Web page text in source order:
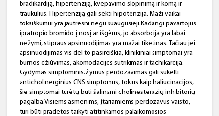
bradikardiją, hipertenziją, kvėpavimo slopinimą ir komą ir
traukulius. Hipertenziją gali sekti hipotenzija. Maži vaikai
toksiškumui yra jautresni negu suaugusieji.Kadangi pavartojus
ipratropio bromido į nosį ar išgėrus, jo absorbcija yra labai
nežymi, stipraus apsinuodijimas yra mažai tikėtinas. Tačiau jei
apsinuodijimas vis dėl to pasireiškia, klinikiniai simptomai yra
burnos džiūvimas, akomodacijos sutrikimas ir tachikardija.
Gydymas simptominis.Žymus perdozavimas gali sukelti
anticholinerginius CNS simptomus, tokius kaip haliucinacijos,
šie simptomai turėtų būti šalinami cholinesterazių inhibitorių
pagalba.Visiems asmenims, įtariamiems perdozavus vaisto,
turi būti pradėtos taikyti atitinkamos palaikomosios